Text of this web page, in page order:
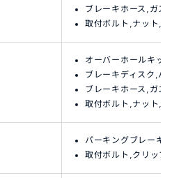
ブレーキホース,ガス
取付ボルト,ナット,
オーバーホールキッ
ブレーキディスク,パ
ブレーキホース,ガス
取付ボルト,ナット,
パーキングブレーキ
取付ボルト,クリップ